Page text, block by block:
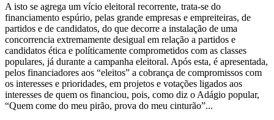
A isto se agrega um vício eleitoral recorrente, trata-se do
financiamento espúrio, pelas grande empresas e empreiteiras, de
partidos e de candidatos, do que decorre a instalação de uma
concorrencia extremamente desigual em relação a partidos e
candidatos ética e políticamente comprometidos com as classes
populares, já durante a campanha eleitoral. Após esta, é apresentada,
pelos financiadores aos “eleitos” a cobrança de compromissos com
os interesses e prioridades, em projetos e votações ligados aos
interesses de quem os financiou, pois, como diz o Adágio popular,
“Quem come do meu pirão, prova do meu cinturão”...